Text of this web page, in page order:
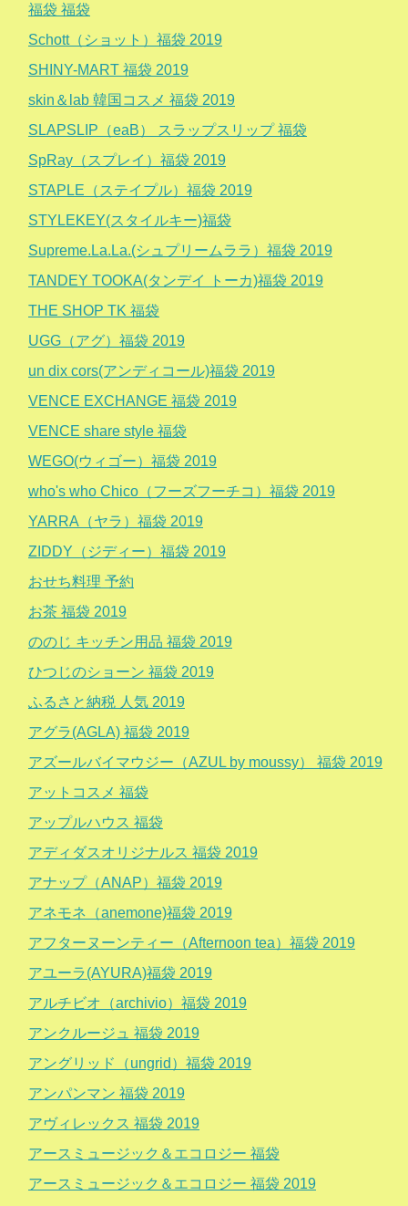
福袋 福袋
Schott（ショット）福袋 2019
SHINY-MART 福袋 2019
skin＆lab 韓国コスメ 福袋 2019
SLAPSLIP（eaB） スラップスリップ 福袋
SpRay（スプレイ）福袋 2019
STAPLE（ステイプル）福袋 2019
STYLEKEY(スタイルキー)福袋
Supreme.La.La.(シュプリームララ）福袋 2019
TANDEY TOOKA(タンデイ トーカ)福袋 2019
THE SHOP TK 福袋
UGG（アグ）福袋 2019
un dix cors(アンディコール)福袋 2019
VENCE EXCHANGE 福袋 2019
VENCE share style 福袋
WEGO(ウィゴー）福袋 2019
who's who Chico（フーズフーチコ）福袋 2019
YARRA（ヤラ）福袋 2019
ZIDDY（ジディー）福袋 2019
おせち料理 予約
お茶 福袋 2019
ののじ キッチン用品 福袋 2019
ひつじのショーン 福袋 2019
ふるさと納税 人気 2019
アグラ(AGLA) 福袋 2019
アズールバイマウジー（AZUL by moussy） 福袋 2019
アットコスメ 福袋
アップルハウス 福袋
アディダスオリジナルス 福袋 2019
アナップ（ANAP）福袋 2019
アネモネ（anemone)福袋 2019
アフターヌーンティー（Afternoon tea）福袋 2019
アユーラ(AYURA)福袋 2019
アルチビオ（archivio）福袋 2019
アンクルージュ 福袋 2019
アングリッド（ungrid）福袋 2019
アンパンマン 福袋 2019
アヴィレックス 福袋 2019
アースミュージック＆エコロジー 福袋
アースミュージック＆エコロジー 福袋 2019